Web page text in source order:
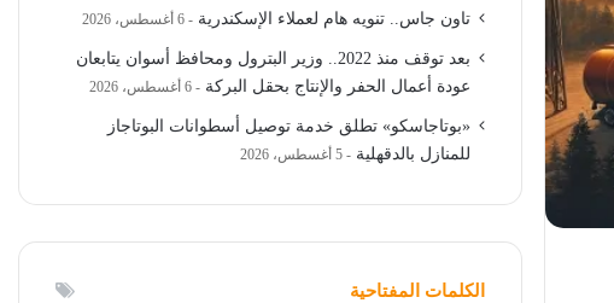
تاون جاس.. تنويه هام لعملاء الإسكندرية 6 أغسطس، 2026
بعد توقف منذ 2022.. وزير البترول ومحافظ أسوان يتابعان
عودة أعمال الحفر والإنتاج بحقل البركة
6 أغسطس، 2026
«بوتاجاسكو» تطلق خدمة توصيل أسطوانات البوتاجاز
للمنازل بالدقهلية
5 أغسطس، 2026
الكلمات المفتاحية